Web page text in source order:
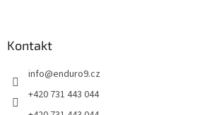
Kontakt
info@enduro9.cz
+420 731 443 044